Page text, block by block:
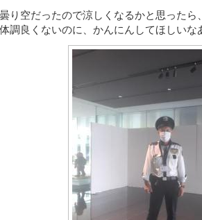
り空だったので涼しくなるかと思ったら
調良くないのに、かんにんしてほしいな